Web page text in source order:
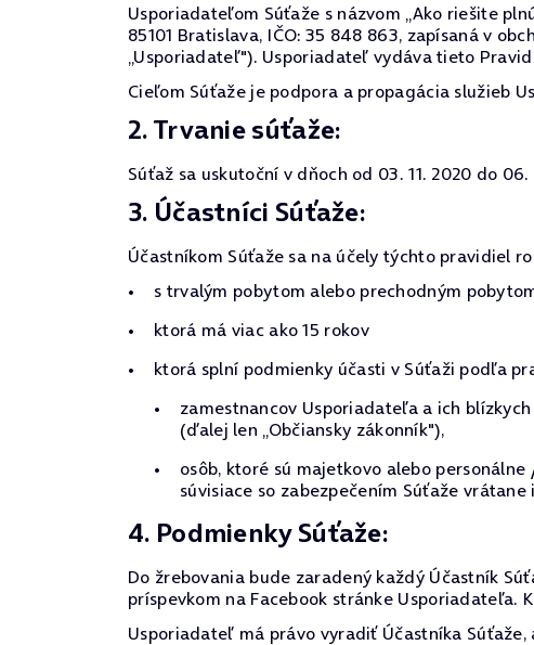
Usporiadateľom Súťaže s názvom „Ako riešite
85101 Bratislava, IČO: 35 848 863, zapísaná v
„Usporiadateľ"). Usporiadateľ vydáva tieto
Cieľom Súťaže je podpora a propagácia služieb
2. Trvanie súťaže:
Súťaž sa uskutoční v dňoch od 03. 11. 2020 do 06.
3. Účastníci Súťaže:
Účastníkom Súťaže sa na účely týchto pravidiel
s trvalým pobytom alebo prechodným
ktorá má viac ako 15 rokov
ktorá splní podmienky účasti v Súťaži podľa
zamestnancov Usporiadateľa a ich
(ďalej len „Občiansky zákonník"),
osôb, ktoré sú majetkovo alebo
súvisiace so zabezpečením Súťaže
4. Podmienky Súťaže:
Do žrebovania bude zaradený každý Účastník
príspevkom na Facebook stránke Usporiadateľa.
Usporiadateľ má právo vyradiť Účastníka